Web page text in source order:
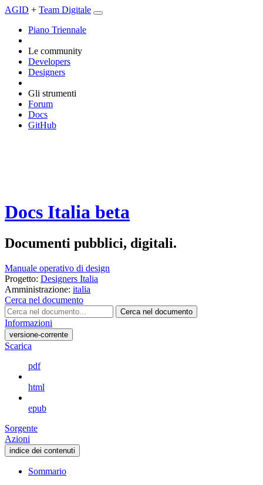
AGID + Team Digitale
Piano Triennale
Le community
Developers
Designers
Gli strumenti
Forum
Docs
GitHub
Docs Italia beta
Documenti pubblici, digitali.
Manuale operativo di design
Progetto: Designers Italia
Amministrazione: italia
Cerca nel documento
Cerca nel documento
Informazioni
versione-corrente
Scarica
pdf
html
epub
Sorgente
Azioni
indice dei contenuti
Sommario